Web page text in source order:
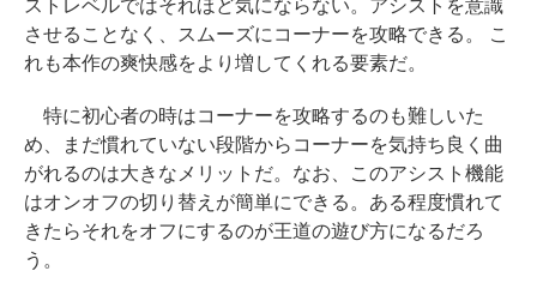
ストレベルではそれほど気にならない。アシストを意識
させることなく、スムーズにコーナーを攻略できる。 こ
れも本作の爽快感をより増してくれる要素だ。
特に初心者の時はコーナーを攻略するのも難しいた
め、まだ慣れていない段階からコーナーを気持ち良く曲
がれるのは大きなメリットだ。なお、このアシスト機能
はオンオフの切り替えが簡単にできる。ある程度慣れて
きたらそれをオフにするのが王道の遊び方になるだろ
う。